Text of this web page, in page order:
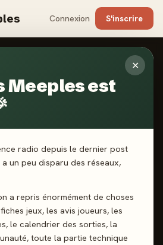
Connexion S'inscrire
✕
Meeples est
radio depuis le dernier post
un peu disparu des réseaux,
a repris énormément de choses
jeux, les avis joueurs, les
le calendrier des sorties, la
toute la partie technique
2022
-
noté · 4 jeux notés